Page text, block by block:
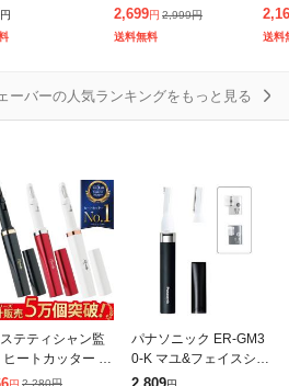
毛ケア バイ
円
メンズシェーバー 髭
剃り 電動 LEDディス
2,699円 2,999円
送料無料
ア
シ
ヘ
送料
ーバーの人気ランキングをもっと見る
ステティシャン監
ヒートカッター ア
ヘアー VIO シェ
パナソニック ER-GM3
0-K マユ&フェイスシェ
ーバー 黒ERGM30K